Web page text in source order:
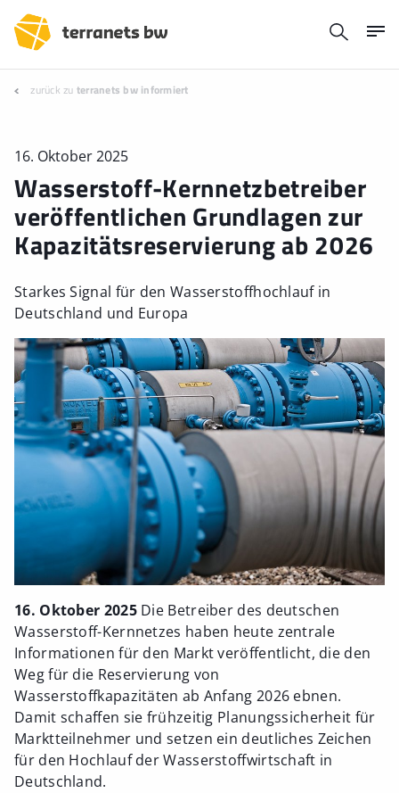
zurück zu terranets bw informiert
16. Oktober 2025
Wasserstoff-Kernnetzbetreiber
veröffentlichen Grundlagen zur
Kapazitätsreservierung ab 2026
Starkes Signal für den Wasserstoffhochlauf in
Deutschland und Europa
16. Oktober 2025Die Betreiber des deutschen
Wasserstoff-Kernnetzes haben heute zentrale
Informationen für den Markt veröffentlicht, die den
Weg für die Reservierung von
Wasserstoffkapazitäten ab Anfang 2026 ebnen.
Damit schaffen sie frühzeitig Planungssicherheit für
Marktteilnehmer und setzen ein deutliches Zeichen
für den Hochlauf der Wasserstoffwirtschaft in
Deutschland.